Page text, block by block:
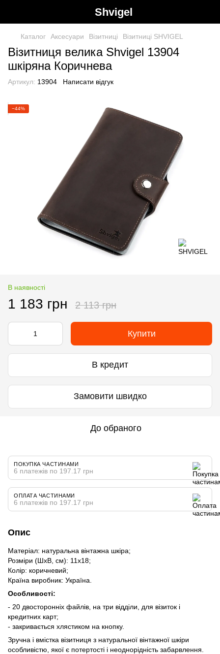
Shvigel
Каталог Аксесуари Візитниці Візитниці SHVIGEL
Візитниця велика Shvigel 13904
шкіряна Коричнева
Артикул: 13904 Написати відгук
−44%
В наявності
1 183 грн 2 113 грн
Купити
В кредит
Замовити швидко
До обраного
ПОКУПКА ЧАСТИНАМИ
6 платежів по 197.17 грн
ОПЛАТА ЧАСТИНАМИ
6 платежів по 197.17 грн
Опис
Матеріал: натуральна вінтажна шкіра;
Розміри (ШхВ, см): 11х18;
Колір: коричневий;
Країна виробник: Україна.
Особливості:
- 20 двосторонніх файлів, на три відділи, для візиток і
кредитних карт;
- закривається хлястиком на кнопку.
Зручна і вмістка візитниця з натуральної вінтажної шкіри
особливістю, якої є потертості і неоднорідність забарвлення.